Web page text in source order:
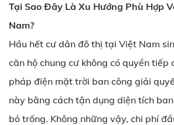
Tại Sao Đây Là Xu Hướng Phù Hợp
Nam?
Hầu hết cư dân đô thị tại Việt Nam
căn hộ chung cư không có quyền tiếp
pháp điện mặt trời ban công giải
này bằng cách tận dụng diện tích
bỏ trống. Không những vậy, chi phí